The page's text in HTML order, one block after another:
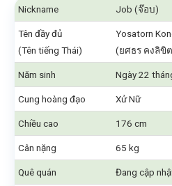
Nickname Job (จ๊อบ)
Tên đầy đủ
(Tên tiếng Thái)
Yosatorn
(ยศธร คงลิขิ
Năm sinh Ngày 22
Cung hoàng đạo Xử Nữ
Chiều cao 176 cm
Cân nặng 65 kg
Quê quán Đang cập